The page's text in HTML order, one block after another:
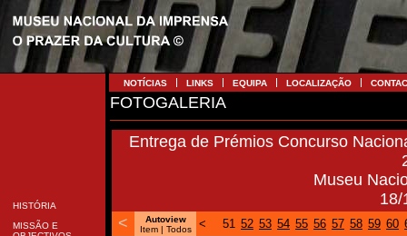
HISTÓRIA
MISSÃO E
NOTÍCIAS LINKS EQUIPA LOCALIZAÇÃO
FOTOGALERIA
Entrega de Prémios Concurso
Museu
18/
<
Autoview
Item| Todos < 51 52 53 54 55 56 57 58 59 60